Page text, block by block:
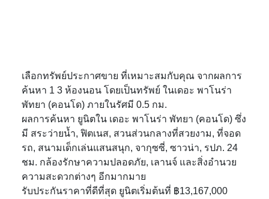
เลือกทรัพย์ประกาศขาย ที่เหมาะสมกับคุณ จากผลการ
ค้นหา 1 3 ห้องนอน โดยเป็นทรัพย์ ในเดอะ พาโนร่า
พัทยา (คอนโด) ภายในรัศมี 0.5 กม.
ผลการค้นหา ยูนิตใน เดอะ พาโนร่า พัทยา (คอนโด) ซึ่ง
มี สระว่ายน้ำ, ฟิตเนส, สวนส่วนกลางที่สวยงาม, ที่จอด
รถ, สนามเด็กเล่นแสนสนุก, จากุซซี่, ซาวน่า, รปภ. 24
ชม. กล้องรักษาความปลอดภัย, เลานจ์ และสิ่งอำนวย
ความสะดวกต่างๆ อีกมากมาย
รับประกันราคาที่ดีที่สุด ยูนิตเริ่มต้นที่ ฿13,167,000